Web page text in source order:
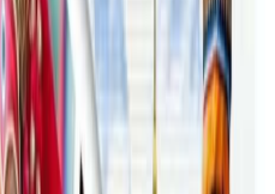
बढ्यो सम्बन्धविच्छेद
घरको डिजाइन